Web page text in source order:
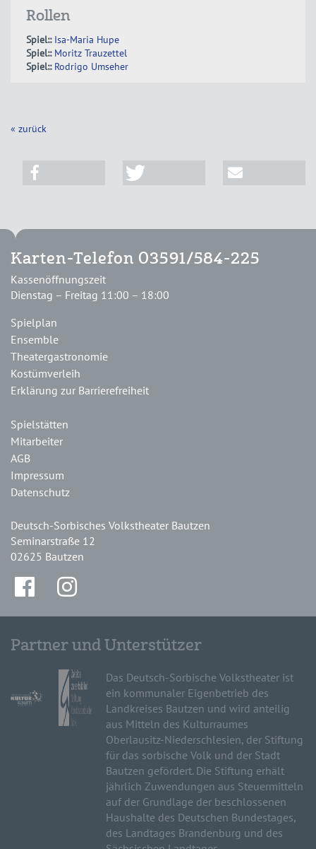
Rollen
Spiel:: Isa-Maria Hupe
Spiel:: Moritz Trauzettel
Spiel:: Rodrigo Umseher
« zurück
Karten-Telefon 03591/584-225
Kassenöffnungszeit
Dienstag – Freitag 11:00 – 18:00
Spielplan
Ensemble
Theatergastronomie
Kostümverleih
Erklärung zur Barrierefreiheit
Spielstätten
Mitarbeiter
AGB
Impressum
Datenschutz
Deutsch-Sorbisches Volkstheater Bautzen
Seminarstraße 12
02625 Bautzen
Partner und Unterstützer
Das Deutsch-Sorbische Volkstheater ist
ein kommunaler Eigenbetrieb des
Landkreises Bautzen und wird anteilig
aus Mitteln des Kulturraumes
Oberlausitz-Niederschlesien, der Stiftung
für das sorbische Volk und der Stadt
Bautzen gefördert. Die Stiftung erhält
jährlich Zuwendungen aus Steuermitteln
auf der Grundlage der beschlossenen
Haushalte des Deutschen Bundestages,
des Landtages Brandenburg und des